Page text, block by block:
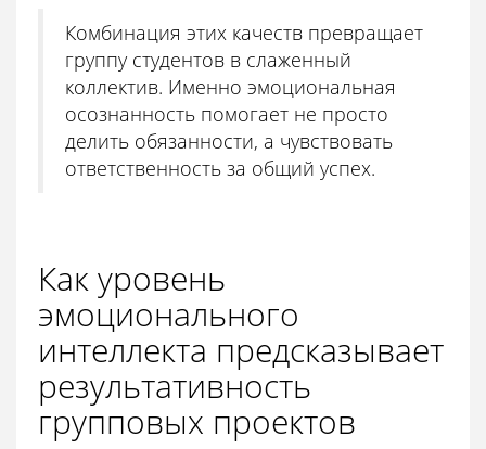
Комбинация этих качеств превращает
группу студентов в слаженный
коллектив. Именно эмоциональная
осознанность помогает не просто
делить обязанности, а чувствовать
ответственность за общий успех.
Как уровень
эмоционального
интеллекта предсказывает
результативность
групповых проектов